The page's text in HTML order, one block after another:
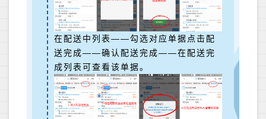
在配送中列表——勾选对应单据点击配
送完成——确认配送完成——在配送完
成列表可查看该单据。